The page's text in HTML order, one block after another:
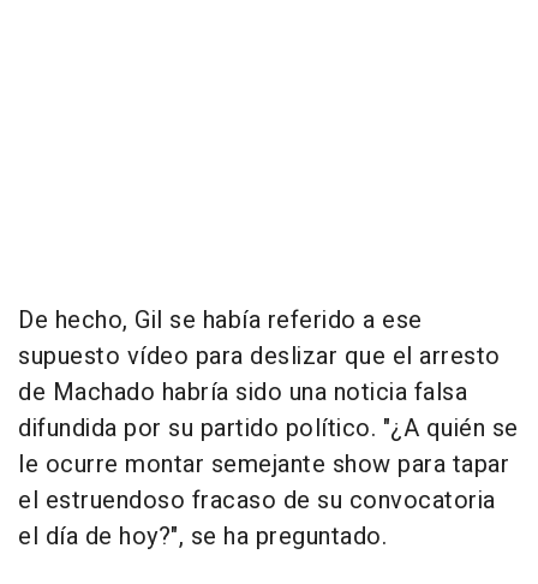
De hecho, Gil se había referido a ese
supuesto vídeo para deslizar que el arresto
de Machado habría sido una noticia falsa
difundida por su partido político. "¿A quién se
le ocurre montar semejante show para tapar
el estruendoso fracaso de su convocatoria
el día de hoy?", se ha preguntado.